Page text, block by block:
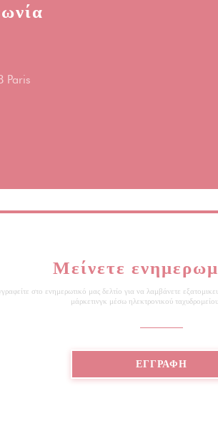
Paris
σε νέο παράθυρο))
σε νέο παράθυρο))
Μείνετε
στο ενημερωτικό μας δελτίο για να λαμβάνετε
μάρκετινγκ μέσω ηλεκτρονικού
ΕΓΓΡΑΦΉ